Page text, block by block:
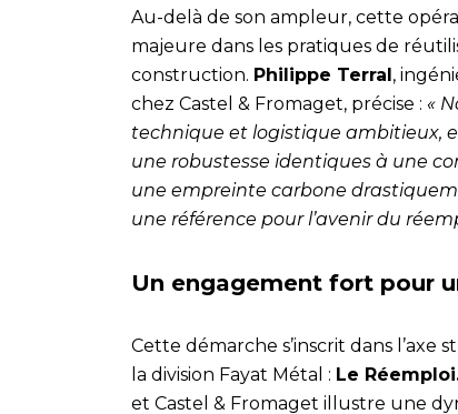
Au-delà de son ampleur, cette
majeure dans les pratiques de
construction. Philippe Terral,
chez Castel & Fromaget, précise : «
technique et logistique ambitieux,
une robustesse identiques à une
une empreinte carbone
une référence pour l’avenir du
Un engagement fort pour
Cette démarche s’inscrit dans
la division Fayat Métal : Le
et Castel & Fromaget illustre une